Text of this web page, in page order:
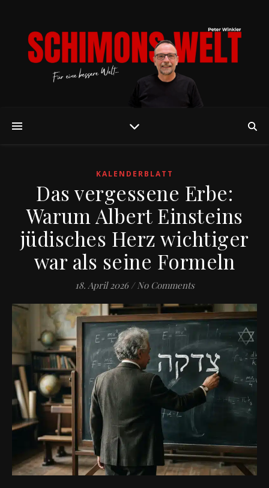
KALENDERBLATT
Das vergessene Erbe:
Warum Albert Einsteins
jüdisches Herz wichtiger
war als seine Formeln
18. April 2026 / No Comments